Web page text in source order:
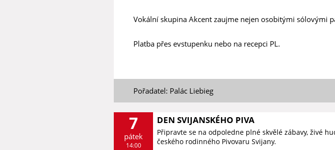
Vokální skupina Akcent zaujme nejen osobitými sólovými
Platba přes evstupenku nebo na recepci PL.
Pořadatel: Palác Liebieg
7
pátek
14:00
DEN SVIJANSKÉHO PIVA
Připravte se na odpoledne plné skvělé zábavy, živé
českého rodinného Pivovaru Svijany.